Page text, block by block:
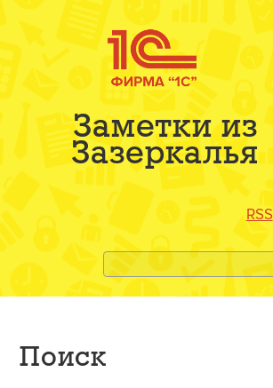
Заметки из
Зазеркалья
RSS
Поиск